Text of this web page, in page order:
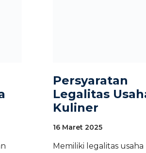
Persyaratan
Legalitas
Kuliner
16 Maret 2025
Memiliki legalitas usaha